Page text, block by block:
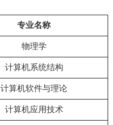
专业名称
物理学
计算机系统结构
计算机软件与理论
计算机应用技术